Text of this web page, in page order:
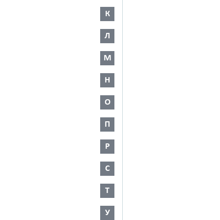
К
Л
М
Н
О
П
Р
С
Т
У